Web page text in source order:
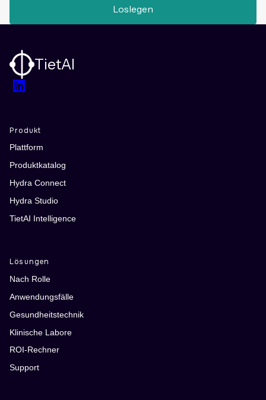
Loslegen
TietAI
LinkedIn
Produkt
Plattform
Produktkatalog
Hydra Connect
Hydra Studio
TietAI Intelligence
Lösungen
Nach Rolle
Anwendungsfälle
Gesundheitstechnik
Klinische Labore
ROI-Rechner
Support